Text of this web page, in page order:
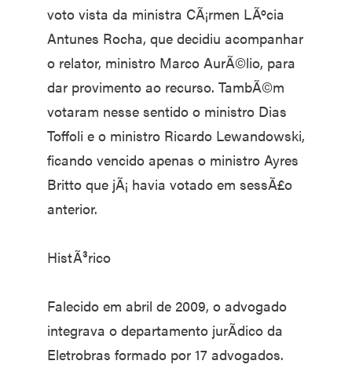
voto vista da ministra CÃ¡rmen LÃºcia
Antunes Rocha, que decidiu acompanhar
o relator, ministro Marco AurÃ©lio, para
dar provimento ao recurso. TambÃ©m
votaram nesse sentido o ministro Dias
Toffoli e o ministro Ricardo Lewandowski,
ficando vencido apenas o ministro Ayres
Britto que jÃ¡ havia votado em sessÃ£o
anterior.
HistÃ³rico
Falecido em abril de 2009, o advogado
integrava o departamento jurÃ­dico da
Eletrobras formado por 17 advogados.